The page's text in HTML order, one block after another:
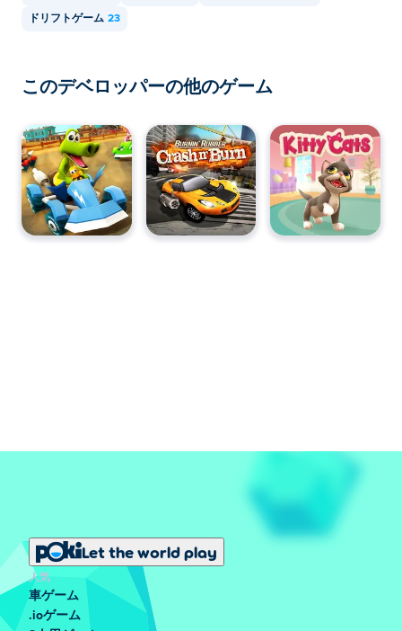
ドリフトゲーム 23
このデベロッパーの他のゲーム
Let the world play
人気
車ゲーム
.ioゲーム